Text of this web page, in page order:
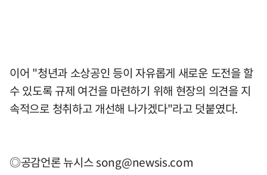
이어 "청년과 소상공인 등이 자유롭게 새로운 도전을 할
수 있도록 규제 여건을 마련하기 위해 현장의 의견을 지
속적으로 청취하고 개선해 나가겠다"라고 덧붙였다.
◎공감언론 뉴시스song@newsis.com